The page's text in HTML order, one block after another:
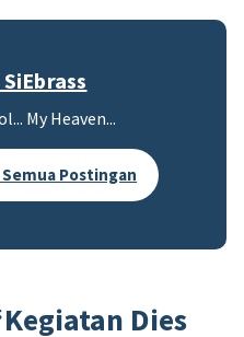
My Heaven...
Postingan
Kegiatan Dies